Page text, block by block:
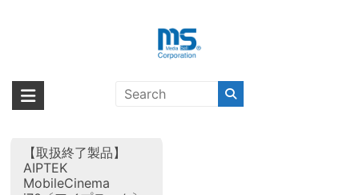
海外輸入ブランド商品｜株式会社
海外事業部が取り揃えている海外輸入商品には、日本では珍しい「海外ブ
ランド」をはじめ「ユニークな商品」「機能的な商品」「コストパフォー
タグ:
AIPTEK〔アイプテッ
ク〕
【取扱終了製品】
AIPTEK
MobileCinema